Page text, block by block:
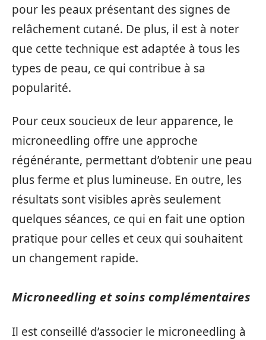
pour les peaux présentant des signes de
relâchement cutané. De plus, il est à noter
que cette technique est adaptée à tous les
types de peau, ce qui contribue à sa
popularité.
Pour ceux soucieux de leur apparence, le
microneedling offre une approche
régénérante, permettant d’obtenir une peau
plus ferme et plus lumineuse. En outre, les
résultats sont visibles après seulement
quelques séances, ce qui en fait une option
pratique pour celles et ceux qui souhaitent
un changement rapide.
Microneedling et soins complémentaires
Il est conseillé d’associer le microneedling à